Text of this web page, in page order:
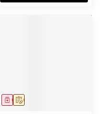
Op voorschrift
Geneesmiddel